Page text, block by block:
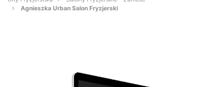
Agnieszka Urban Salon Fryzjerski